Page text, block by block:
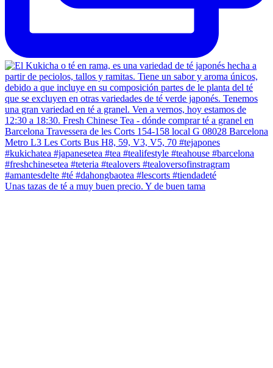
Unas tazas de té a muy buen precio. Y de buen tama